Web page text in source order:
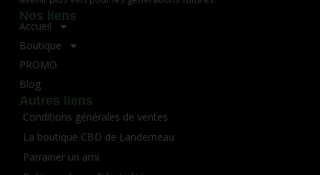
Nos liens
Accueil
Boutique
PROMO
Blog
Autres liens
Conditions générales de ventes
La boutique CBD de Landerneau
Parrainer un ami